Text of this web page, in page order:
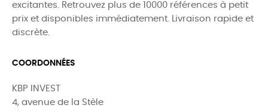
excitantes. Retrouvez plus de 10000 références à petit
prix et disponibles immédiatement. Livraison rapide et
discrète.
COORDONNÉES
KBP INVEST
4, avenue de la Stèle